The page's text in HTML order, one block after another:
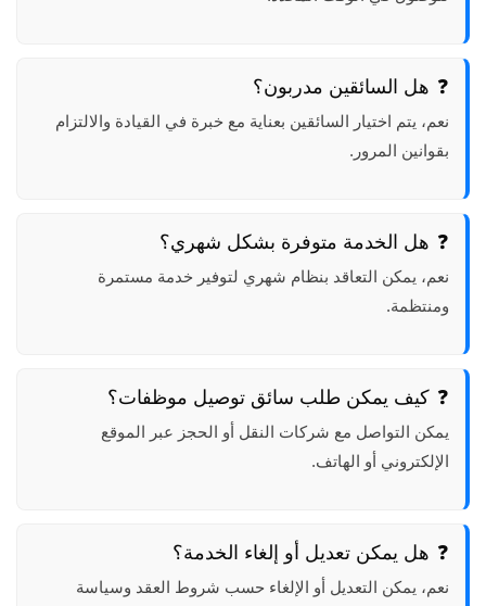
هل السائقين مدربون؟
نعم، يتم اختيار السائقين بعناية مع خبرة في القيادة والالتزام
بقوانين المرور.
هل الخدمة متوفرة بشكل شهري؟
نعم، يمكن التعاقد بنظام شهري لتوفير خدمة مستمرة
ومنتظمة.
كيف يمكن طلب سائق توصيل موظفات؟
يمكن التواصل مع شركات النقل أو الحجز عبر الموقع
الإلكتروني أو الهاتف.
هل يمكن تعديل أو إلغاء الخدمة؟
نعم، يمكن التعديل أو الإلغاء حسب شروط العقد وسياسة